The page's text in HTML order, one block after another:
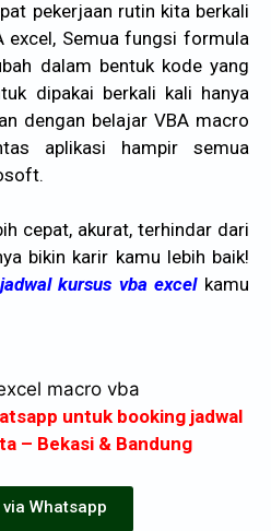
pekerjaan rutin kita berkali
excel, Semua fungsi formula
dalam bentuk kode yang
dipakai berkali kali hanya
dengan belajar VBA macro
aplikasi hampir semua
cepat, akurat, terhindar dari
bikin karir kamu lebih baik!
jadwal kursus vba excelkamu
untuk booking jadwal
– Bekasi & Bandung
via Whatsapp